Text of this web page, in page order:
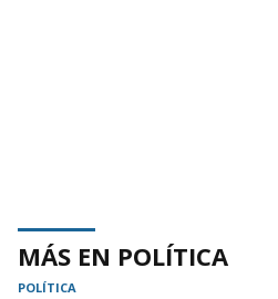
MÁS EN POLÍTICA
POLÍTICA